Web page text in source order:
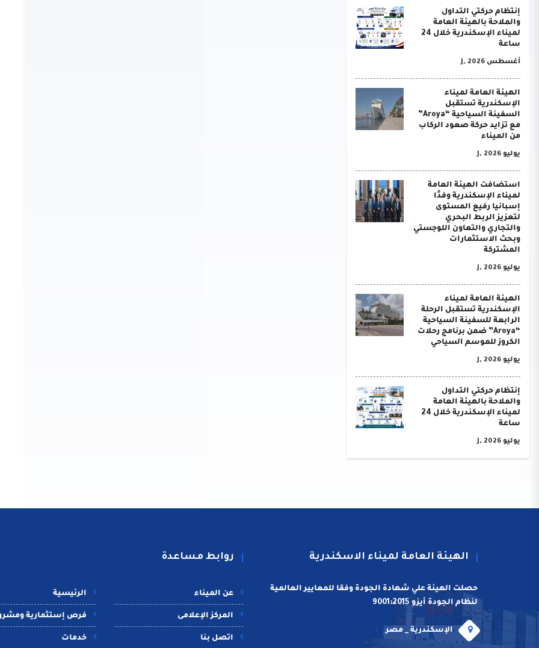
إنتظام حركتي التداول
والملاحة بالهيئة العامة
لميناء الإسكندرية خلال 24
ساعة
أغسطس J, 2026
الهيئة العامة لميناء
الإسكندرية تستقبل
السفينة السياحية “Aroya”
مع تزايد حركة صعود الركاب
من الميناء
يوليو J, 2026
استضافت الهيئة العامة
لميناء الإسكندرية وفدًا
إسبانيا رفيع المستوى
لتعزيز الربط البحري
والتجاري والتعاون اللوجستي
وبحث الاستثمارات
المشتركة
يوليو J, 2026
الهيئة العامة لميناء
الإسكندرية تستقبل الرحلة
الرابعة للسفينة السياحية
“Aroya” ضمن برنامج رحلات
الكروز للموسم السياحي
يوليو J, 2026
إنتظام حركتي التداول
والملاحة بالهيئة العامة
لميناء الإسكندرية خلال 24
ساعة
يوليو J, 2026
الهيئة العامة لميناء الاسكندرية
حصلت الهيئة علي شهادة الجودة وفقا للمعايير العالمية
لنظام الجودة أيزو 9001:2015
الإسكندرية _ مصر
روابط مساعدة
الرئيسية
فرص إستثمارية
خدمات
عن الميناء
المركز الإعلامى
اتصل بنا